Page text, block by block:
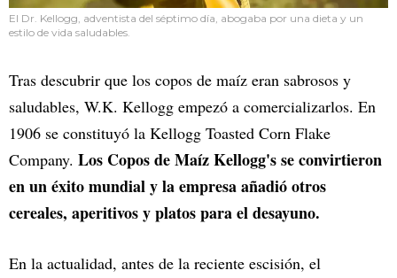
El Dr. Kellogg, adventista del séptimo día, abogaba por una dieta y un
estilo de vida saludables.
Tras descubrir que los copos de maíz eran sabrosos y
saludables, W.K. Kellogg empezó a comercializarlos. En
1906 se constituyó la Kellogg Toasted Corn Flake
Company. Los Copos de Maíz Kellogg's se convirtieron
en un éxito mundial y la empresa añadió otros
cereales, aperitivos y platos para el desayuno.
En la actualidad, antes de la reciente escisión, el